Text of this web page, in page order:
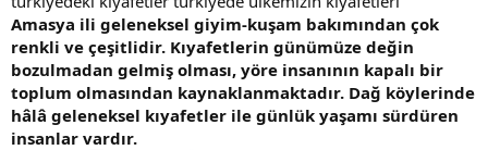
a
t
a
n
r
i
h
i
Amasya ili geleneksel giyim-kuşam bakımından çok
renkli ve çeşitlidir. Kıyafetlerin günümüze değin
bozulmadan gelmiş olması, yöre insanının kapalı bir
toplum olmasından kaynaklanmaktadır. Dağ köylerinde
hâlâ geleneksel kıyafetler ile günlük yaşamı sürdüren
insanlar vardır.